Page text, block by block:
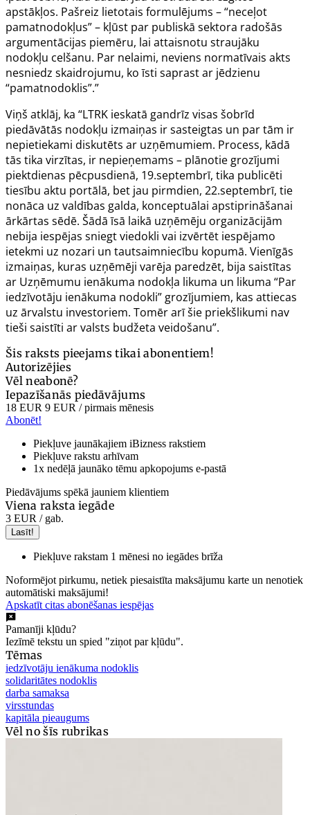
apstākļos. Pašreiz lietotais formulējums – “neceļot
pamatnodokļus” – kļūst par publiskā sektora radošās
argumentācijas piemēru, lai attaisnotu straujāku
nodokļu celšanu. Par nelaimi, neviens normatīvais akts
nesniedz skaidrojumu, ko īsti saprast ar jēdzienu
“pamatnodoklis”.”
Viņš atklāj, ka “LTRK ieskatā gandrīz visas šobrīd
piedāvātās nodokļu izmaiņas ir sasteigtas un par tām ir
nepietiekami diskutēts ar uzņēmumiem. Process, kādā
tās tika virzītas, ir nepieņemams – plānotie grozījumi
piektdienas pēcpusdienā, 19.septembrī, tika publicēti
tiesību aktu portālā, bet jau pirmdien, 22.septembrī, tie
nonāca uz valdības galda, konceptuālai apstiprināšanai
ārkārtas sēdē. Šādā īsā laikā uzņēmēju organizācijām
nebija iespējas sniegt viedokli vai izvērtēt iespējamo
ietekmi uz nozari un tautsaimniecību kopumā. Vienīgās
izmaiņas, kuras uzņēmēji varēja paredzēt, bija saistītas
ar Uzņēmumu ienākuma nodokļa likuma un likuma “Par
iedzīvotāju ienākuma nodokli” grozījumiem, kas attiecas
uz ārvalstu investoriem. Tomēr arī šie priekšlikumi nav
tieši saistīti ar valsts budžeta veidošanu”.
Šis raksts pieejams tikai abonentiem!
Autorizējies
Vēl neabonē?
Iepazīšanās piedāvājums
18 EUR 9 EUR / pirmais mēnesis
Abonēt!
Piekļuve jaunākajiem iBizness rakstiem
Piekļuve rakstu arhīvam
1x nedēļā jaunāko tēmu apkopojums e-pastā
Piedāvājums spēkā jauniem klientiem
Viena raksta iegāde
3 EUR / gab.
Lasīt!
Piekļuve rakstam 1 mēnesi no iegādes brīža
Noformējot pirkumu, netiek piesaistīta maksājumu karte un nenotiek
automātiski maksājumi!
Apskatīt citas abonēšanas iespējas
Pamanīji kļūdu?
Iezīmē tekstu un spied "ziņot par kļūdu".
Tēmas
iedzīvotāju ienākuma nodoklis
solidaritātes nodoklis
darba samaksa
virsstundas
kapitāla pieaugums
Vēl no šīs rubrikas